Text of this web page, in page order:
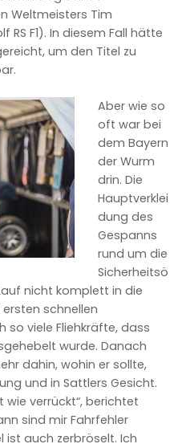
Weltmeisters Tim
RS F1). In diesem Fall hätte
um den Titel zu
Aber wie so
oft war bei
dem Bayern
der Wurm
drin. Die
Hauptverklei
dung des
Gespanns
rund um die
Sicherheitsö
nicht komplett in die
schnellen
so viele Fliehkräfte, dass
wurde. Danach
dahin, wohin er sollte,
und in Sattlers Gesicht.
wie verrückt“, berichtet
sind mir Fahrfehler
auch zerbröselt. Ich